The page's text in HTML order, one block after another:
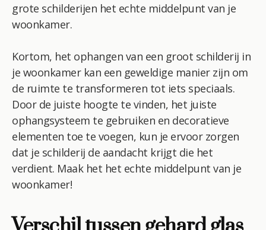
grote schilderijen het echte middelpunt van je
woonkamer.
Kortom, het ophangen van een groot schilderij in
je woonkamer kan een geweldige manier zijn om
de ruimte te transformeren tot iets speciaals.
Door de juiste hoogte te vinden, het juiste
ophangsysteem te gebruiken en decoratieve
elementen toe te voegen, kun je ervoor zorgen
dat je schilderij de aandacht krijgt die het
verdient. Maak het het echte middelpunt van je
woonkamer!